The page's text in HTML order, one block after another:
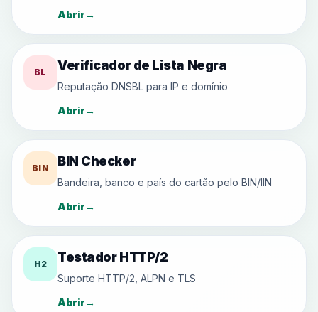
Abrir→
BL Verificador de Lista Negra
Reputação DNSBL para IP e domínio
Abrir→
BIN BIN Checker
Bandeira, banco e país do cartão pelo BIN/IIN
Abrir→
H2 Testador HTTP/2
Suporte HTTP/2, ALPN e TLS
Abrir→